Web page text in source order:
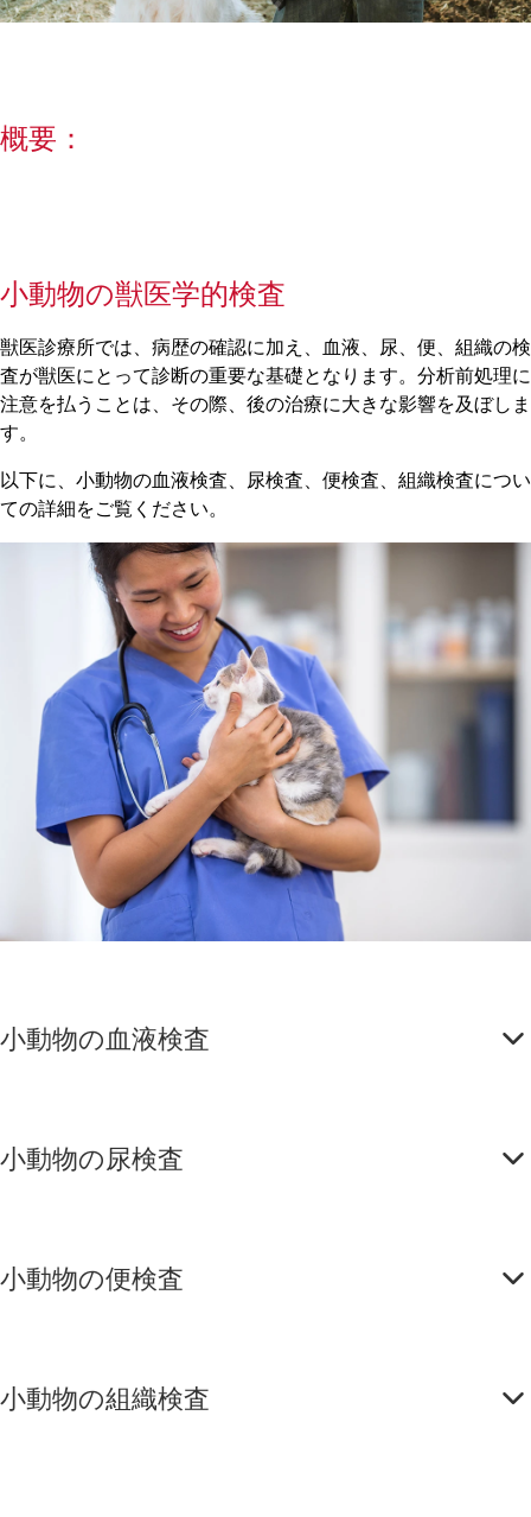
概要：
小動物の獣医学的検査
獣医診療所では、病歴の確認に加え、血液、尿、便、組織の検
査が獣医にとって診断の重要な基礎となります。分析前処理に
注意を払うことは、その際、後の治療に大きな影響を及ぼしま
す。
以下に、小動物の血液検査、尿検査、便検査、組織検査につい
ての詳細をご覧ください。
小動物の血液検査
小動物の尿検査
小動物の便検査
小動物の組織検査